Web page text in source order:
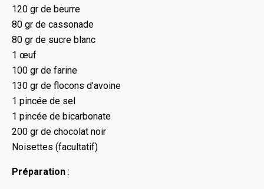
120 gr de beurre
80 gr de cassonade
80 gr de sucre blanc
1 œuf
100 gr de farine
130 gr de flocons d’avoine
1 pincée de sel
1 pincée de bicarbonate
200 gr de chocolat noir
Noisettes (facultatif)
Préparation :